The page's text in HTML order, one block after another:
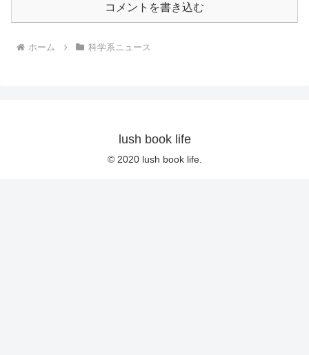
コメントを書き込む
ホーム 科学系ニュース
lush book life
© 2020 lush book life.